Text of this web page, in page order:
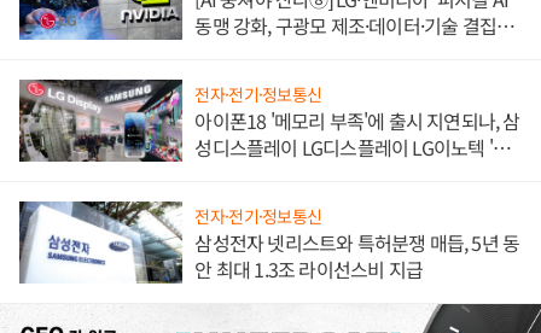
동맹 강화, 구광모 제조·데이터·기술 결집
전자·전기·정보통신
아이폰18 '메모리 부족'에 출시 지연되나, 삼
성디스플레이 LG디스플레이 LG이노텍 '탈
전자·전기·정보통신
삼성전자 넷리스트와 특허분쟁 매듭, 5년 동
안 최대 1.3조 라이선스비 지급